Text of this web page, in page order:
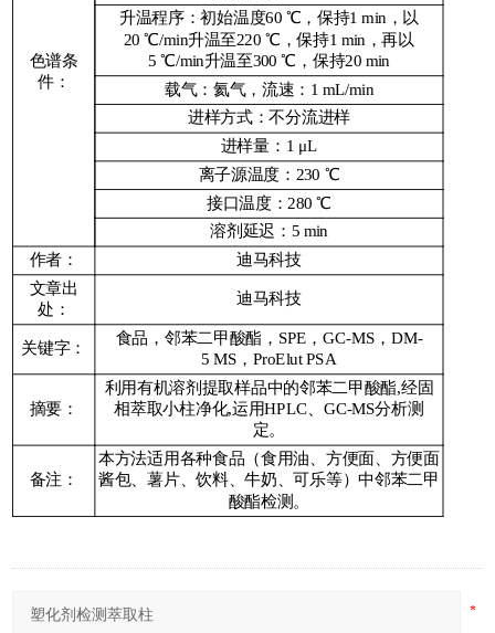
色谱条
件：
升温程序：初始温度60 ℃，保持1 min，以
20 ℃/min升温至220 ℃，保持1 min，再以
5 ℃/min升温至300 ℃，保持20 min
载气：氦气，流速：1 mL/min
进样方式：不分流进样
进样量：1 μL
离子源温度：230 ℃
接口温度：280 ℃
溶剂延迟：5 min
作者：
迪马科技
文章出
处：
迪马科技
关键字：
食品，邻苯二甲酸酯，SPE，GC-MS，DM-
5 MS，ProElut PSA
摘要：
利用有机溶剂提取样品中的邻苯二甲酸酯,经固
相萃取小柱净化,运用HPLC、 GC-MS分析测
定。
备注：
本方法适用各种食品（食用油、方便面、方便面
酱包、薯片、饮料、牛奶、可乐等）中邻苯二甲
酸酯检测。